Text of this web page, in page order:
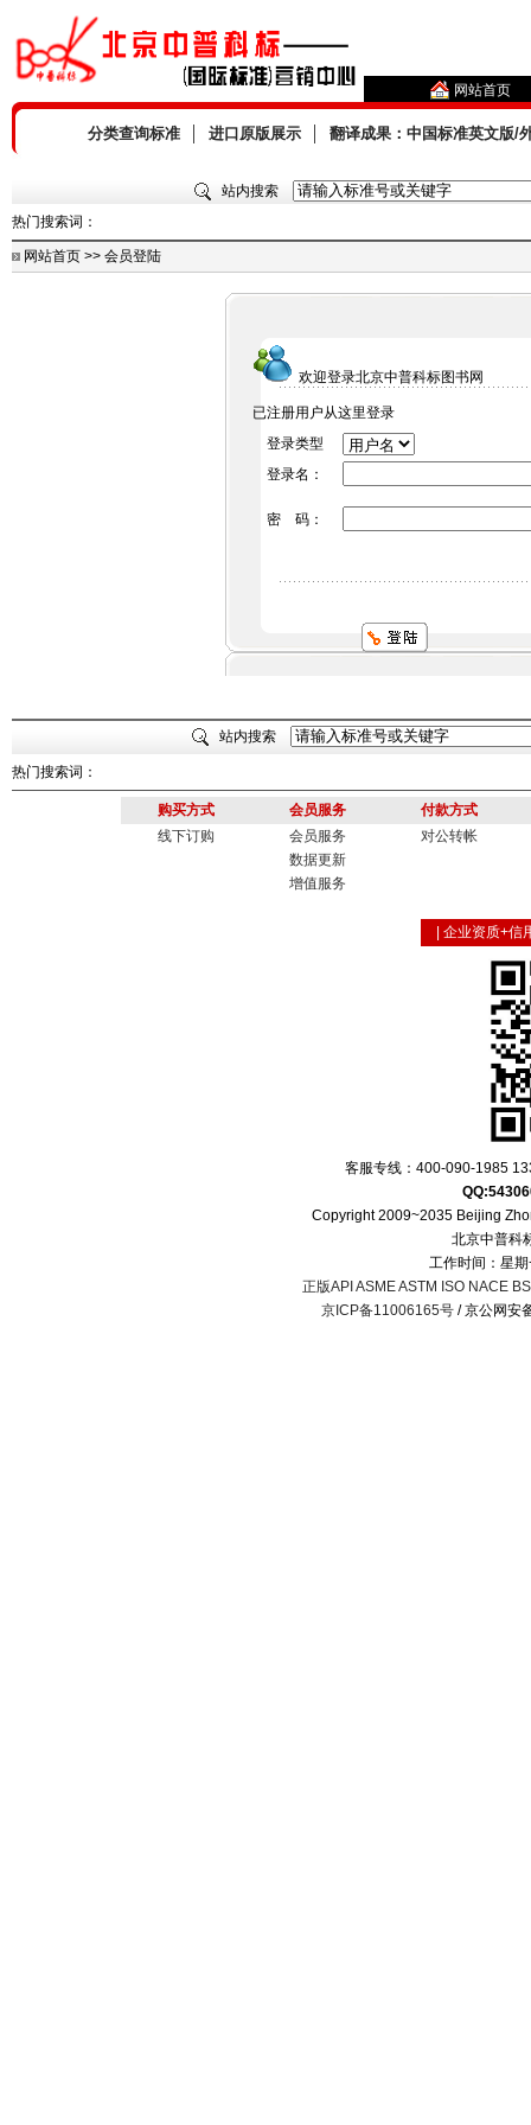
网站首页
分类查询标准 进口原版展示 翻译成果：中国标准英文版/
站内搜索
热门搜索词：
网站首页 >> 会员登陆
欢迎登录北京中普科标图书网
已注册用户从这里登录
登录类型
登录名：
密 码：
站内搜索
热门搜索词：
购买方式
线下订购
会员服务
会员服务
数据更新
增值服务
付款方式
对公转帐
企业资质+信
客服专线：400-090-1985
Copyright 2009~2035 Beijing
北京中普科
工作时间：星
正版API ASME ASTM ISO NACE
京ICP备11006165号 / 京公网安